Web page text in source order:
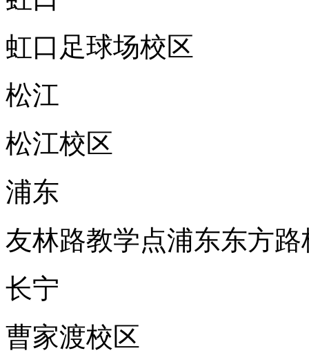
虹口足球场校区
松江
松江校区
浦东
友林路教学点浦东东方路
长宁
曹家渡校区